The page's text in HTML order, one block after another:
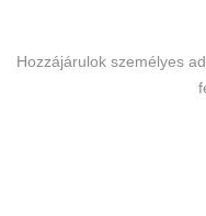
Hozzájárulok személyes